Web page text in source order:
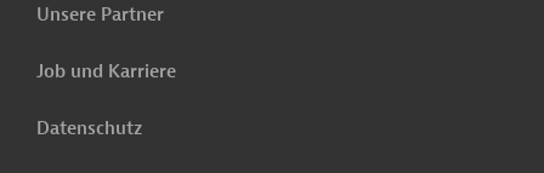
Unsere Partner
Job und Karriere
Datenschutz